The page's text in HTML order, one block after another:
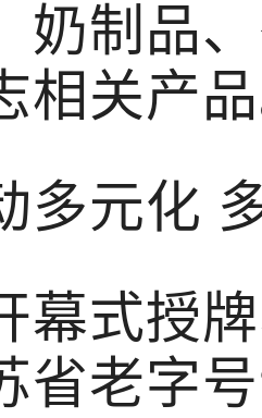
奶制品
相关产
多元化
幕式授
省老字